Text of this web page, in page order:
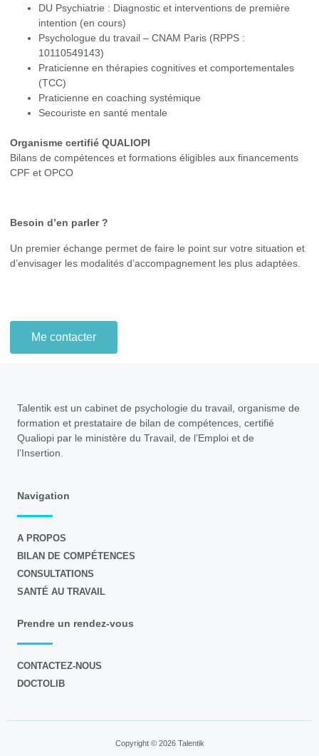
DU Psychiatrie : Diagnostic et interventions de première
intention (en cours)
Psychologue du travail – CNAM Paris (RPPS :
10110549143)
Praticienne en thérapies cognitives et comportementales
(TCC)
Praticienne en coaching systémique
Secouriste en santé mentale
Organisme certifié QUALIOPI
Bilans de compétences et formations éligibles aux financements
CPF et OPCO
Besoin d’en parler ?
Un premier échange permet de faire le point sur votre situation et
d’envisager les modalités d’accompagnement les plus adaptées.
Me contacter
Talentik est un cabinet de psychologie du travail, organisme de
formation et prestataire de bilan de compétences, certifié
Qualiopi par le ministère du Travail, de l’Emploi et de
l’Insertion.
Navigation
A PROPOS
BILAN DE COMPÉTENCES
CONSULTATIONS
SANTÉ AU TRAVAIL
Prendre un rendez-vous
CONTACTEZ-NOUS
DOCTOLIB
Copyright © 2026 Talentik